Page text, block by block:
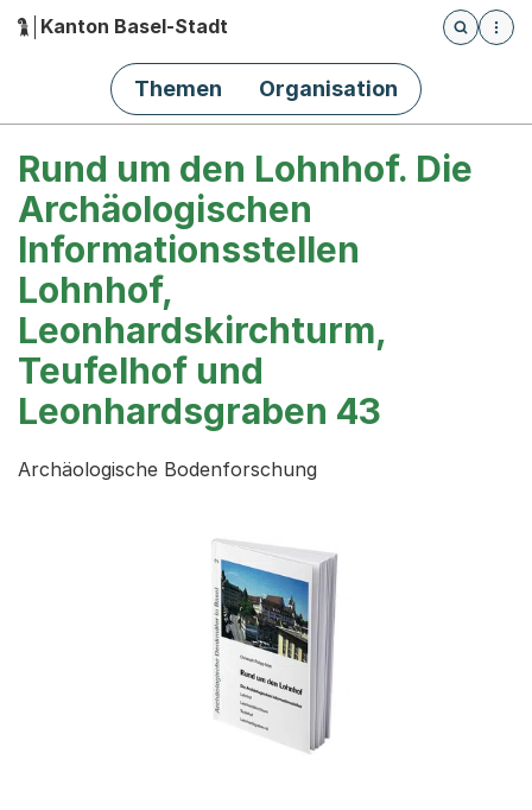
Hauptnavigation
Kanton Basel-Stadt
Öffnet
Themen Organisation
Rund um den Lohnhof. Die
Archäologischen
Informationsstellen
Lohnhof,
Leonhardskirchturm,
Teufelhof und
Leonhardsgraben 43
Archäologische Bodenforschung